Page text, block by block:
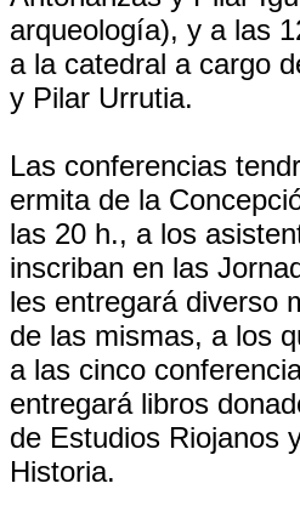
arqueología), y a las
a la catedral a cargo
y Pilar Urrutia.
Las conferencias
ermita de la
las 20 h., a los
inscriban en las
les entregará diverso
de las mismas, a los
a las cinco
entregará libros
de Estudios Riojanos
Historia.